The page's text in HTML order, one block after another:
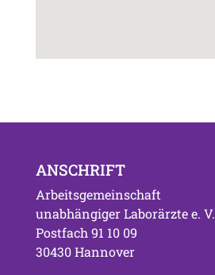
ANSCHRIFT
Arbeitsgemeinschaft
unabhängiger Laborärzte e. V.
Postfach 91 10 09
30430 Hannover